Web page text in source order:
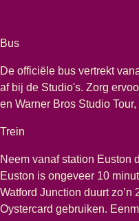
Bus
De officiële bus vertrekt
af bij de Studio's. Zorg
en Warner Bros Studio
Trein
Neem vanaf station Euston
Euston is ongeveer 10
Watford Junction duurt
Oystercard gebruiken.